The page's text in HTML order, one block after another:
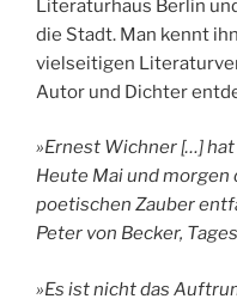
Literaturhaus Berlin
die Stadt. Man kennt
vielseitigen
Autor und Dichter
»Ernest Wichner […]
Heute Mai und
poetischen Zauber
Peter von Becker,
»Es ist nicht das